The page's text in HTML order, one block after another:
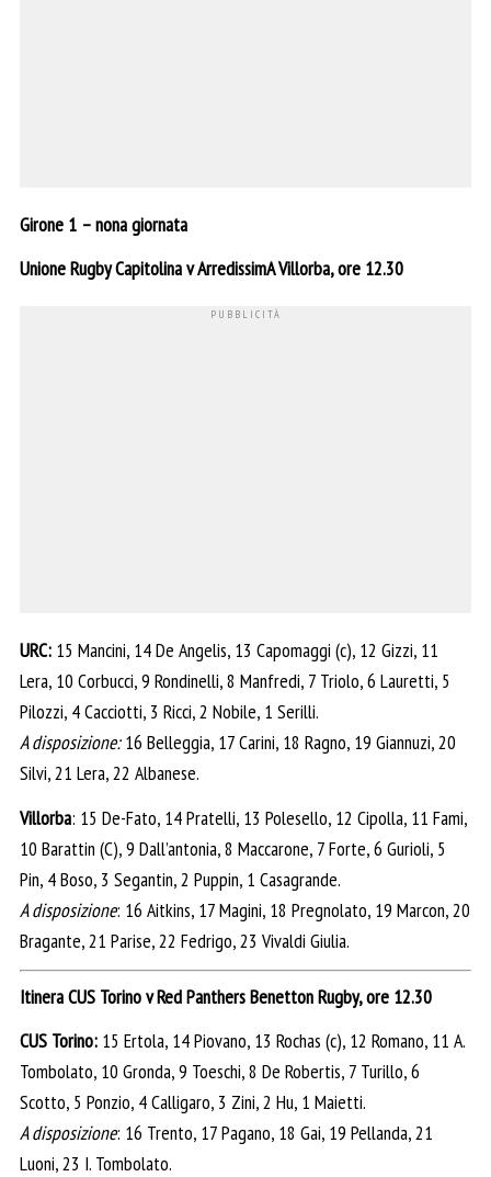
Girone 1 – nona giornata
Unione Rugby Capitolina v ArredissimA Villorba, ore 12.30
URC: 15 Mancini, 14 De Angelis, 13 Capomaggi (c), 12 Gizzi, 11
Lera, 10 Corbucci, 9 Rondinelli, 8 Manfredi, 7 Triolo, 6 Lauretti, 5
Pilozzi, 4 Cacciotti, 3 Ricci, 2 Nobile, 1 Serilli.
A disposizione:16 Belleggia, 17 Carini, 18 Ragno, 19 Giannuzi, 20
Silvi, 21 Lera, 22 Albanese.
Villorba: 15 De-Fato, 14 Pratelli, 13 Polesello, 12 Cipolla, 11 Fami,
10 Barattin (C), 9 Dall’antonia, 8 Maccarone, 7 Forte, 6 Gurioli, 5
Pin, 4 Boso, 3 Segantin, 2 Puppin, 1 Casagrande.
A disposizione: 16 Aitkins, 17 Magini, 18 Pregnolato, 19 Marcon, 20
Bragante, 21 Parise, 22 Fedrigo, 23 Vivaldi Giulia.
Itinera CUS Torino v Red Panthers Benetton Rugby, ore 12.30
CUS Torino: 15 Ertola, 14 Piovano, 13 Rochas (c), 12 Romano, 11 A.
Tombolato, 10 Gronda, 9 Toeschi, 8 De Robertis, 7 Turillo, 6
Scotto, 5 Ponzio, 4 Calligaro, 3 Zini, 2 Hu, 1 Maietti.
A disposizione: 16 Trento, 17 Pagano, 18 Gai, 19 Pellanda, 21
Luoni, 23 I. Tombolato.